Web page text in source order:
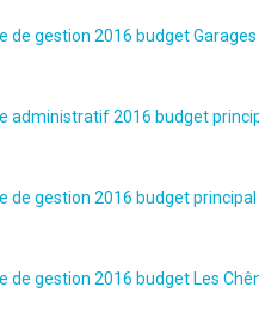
de gestion 2016 budget Garages
administratif 2016 budget
de gestion 2016 budget principal
de gestion 2016 budget Les